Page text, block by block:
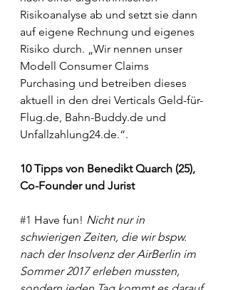
Risikoanalyse ab und setzt sie dann
auf eigene Rechnung und eigenes
Risiko durch. „Wir nennen unser
Modell Consumer Claims
Purchasing und betreiben dieses
aktuell in den drei Verticals Geld-für-
Flug.de, Bahn-Buddy.de und
Unfallzahlung24.de.“.
10 Tipps von Benedikt Quarch (25),
Co-Founder und Jurist
#1 Have fun! Nicht nur in
schwierigen Zeiten, die wir bspw.
nach der Insolvenz der AirBerlin im
Sommer 2017 erleben mussten,